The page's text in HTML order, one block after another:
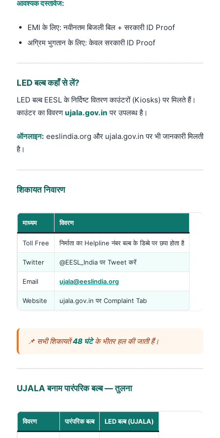
आवश्यक दस्तावेज:
EMI के लिए: नवीनतम बिजली बिल + सरकारी ID Proof
अग्रिम भुगतान के लिए: केवल सरकारी ID Proof
LED बल्ब कहाँ से लें?
LED बल्ब EESL के निर्दिष्ट वितरण काउंटरों (Kiosks) पर मिलते हैं।
काउंटर का विवरणujala.gov.in पर उपलब्ध है।
ऑनलाइन: eeslindia.org और ujala.gov.in पर भी जानकारी मिलती
है।
शिकायत निवारण
माध्यम विवरण
Toll Free निर्माता का Helpline नंबर बल्ब के डिब्बे पर छपा होता है
Twitter @EESL_India पर Tweet करें
Email ujala@eeslindia.org
Website ujala.gov.in पर Complaint Tab
📌 सभी शिकायतें48 घंटेके भीतर हल की जाती हैं।
UJALA बनाम पारंपरिक बल्ब — तुलना
विवरण पारंपरिक बल्ब LED बल्ब (UJALA)